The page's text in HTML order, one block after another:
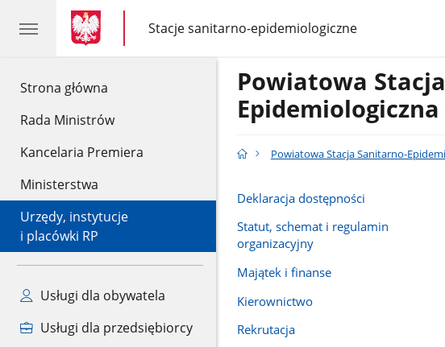
Strona główna
Rada Ministrów
Kancelaria Premiera
Ministerstwa
Urzędy, instytucje
i placówki RP
Usługi dla obywatela
Usługi dla przedsiębiorcy
gov.pl
gov.pl
Stacje sanitarno-epidemiologiczne
gov.pl
Stacje
sanitarno-
epidemiologiczne
Powiatowa
Powiatowa Stacja Sanitarno-
Deklaracja dostępności
Statut, schemat i regulamin
organizacyjny
Majątek i finanse
Kierownictwo
Rekrutacja